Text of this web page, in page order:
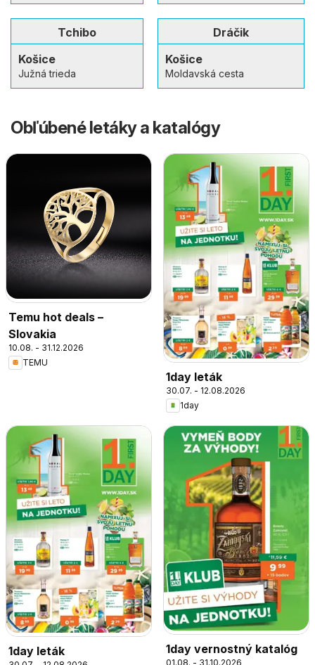
Tchibo
Košice
Južná trieda
Dráčik
Košice
Moldavská cesta
Obľúbené letáky a katalógy
Temu hot deals –
Slovakia
10.08. - 31.12.2026
TEMU
1day leták
30.07. - 12.08.2026
1day
1day leták 1day vernostný katalóg
01.08. - 31.10.2026